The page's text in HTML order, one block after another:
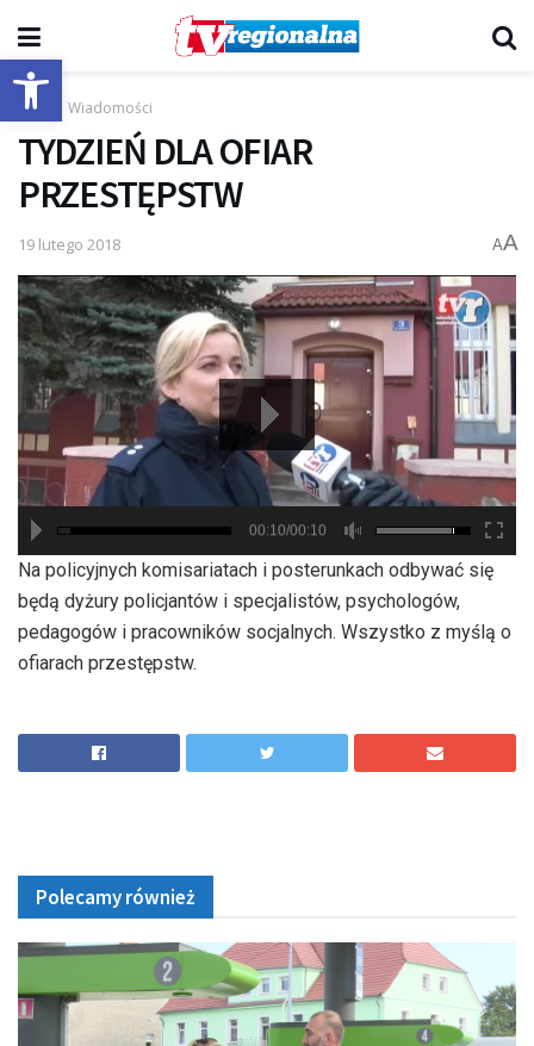
Otwórz pasek narzędzi
Start Wiadomości
TYDZIEŃ DLA OFIAR
PRZESTĘPSTW
19 lutego 2018 AA
hd2880
hd2160
hd2160
hd1440
highres
hd1080
hd720
large
medium
small
tiny
00:10/00:10
Na policyjnych komisariatach i posterunkach odbywać się
będą dyżury policjantów i specjalistów, psychologów,
pedagogów i pracowników socjalnych. Wszystko z myślą o
ofiarach przestępstw.
Polecamy również